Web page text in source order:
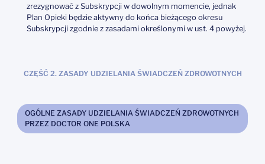
zrezygnować z Subskrypcji w dowolnym momencie, jednak
Plan Opieki będzie aktywny do końca bieżącego okresu
Subskrypcji zgodnie z zasadami określonymi w ust. 4 powyżej.
CZĘŚĆ 2. ZASADY UDZIELANIA ŚWIADCZEŃ ZDROWOTNYCH
OGÓLNE ZASADY UDZIELANIA ŚWIADCZEŃ ZDROWOTNYCH
PRZEZ DOCTOR ONE POLSKA